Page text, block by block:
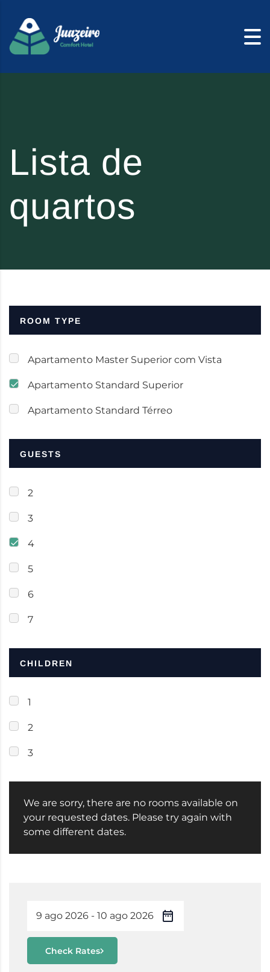
Lista de
quartos
ROOM TYPE
Apartamento Master Superior com Vista
Apartamento Standard Superior
Apartamento Standard Térreo
GUESTS
2
3
4
5
6
7
CHILDREN
1
2
3
We are sorry, there are no rooms available on
your requested dates. Please try again with
some different dates.
Check Rates